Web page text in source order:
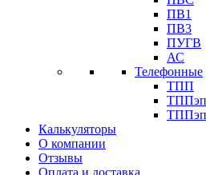
ПВ1
ПВ3
ПУГВ
АС
Телефонные
ТПП
ТППэп
Калькуляторы
О компании
Отзывы